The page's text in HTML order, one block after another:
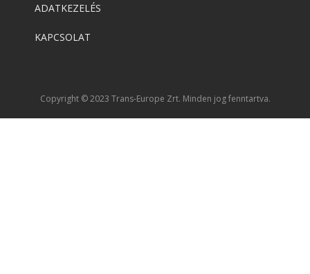
ADATKEZELÉS
KAPCSOLAT
Copyright © 2023 Trans-Europe Zrt. Minden jog fenntartva.